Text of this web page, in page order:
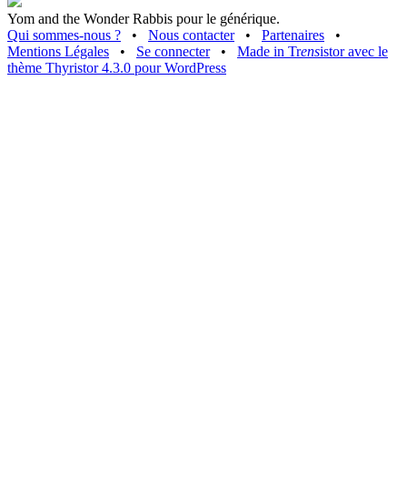
Yom and the Wonder Rabbis pour le générique.
Qui sommes-nous ?
• Nous contacter • Partenaires
•
Mentions Légales
• Se connecter • Made in Trensistor avec le
thème Thyristor 4.3.0 pour WordPress